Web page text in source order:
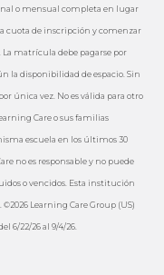
o mensual completa en lugar
cuota de inscripción y comenzar
La matrícula debe pagarse por
la disponibilidad de espacio. Sin
única vez. No es válida para otro
Care o sus familias
escuela en los últimos 30
no es responsable y no puede
o vencidos. Esta institución
Learning Care Group (US)
6/22/26 al 9/4/26.